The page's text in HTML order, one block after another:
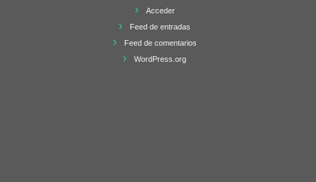
Acceder
Feed de entradas
Feed de comentarios
WordPress.org